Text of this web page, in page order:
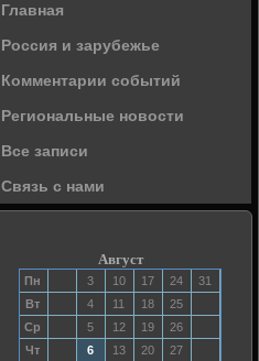
Главная
Россия и зарубежье
Комментарии событий
Региональные новости
Все записи
Связь с нами
Август
Пн 3 10 17 24
31
Вт
4 11 18
25
Ср
5 12 19
26
Чт
6 13 20
27